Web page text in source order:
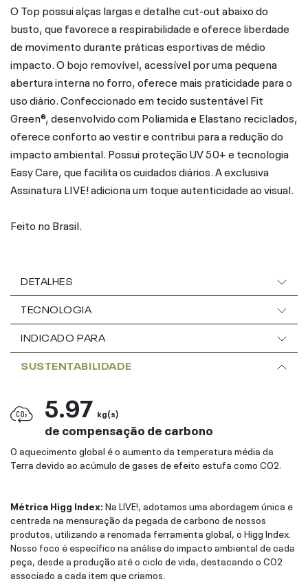
O Top possui alças largas e detalhe cut-out abaixo do
busto, que favorece a respirabilidade e oferece liberdade
de movimento durante práticas esportivas de médio
impacto. O bojo removível, acessível por uma pequena
abertura interna no forro, oferece mais praticidade para o
uso diário. Confeccionado em tecido sustentável Fit
Green®, desenvolvido com Poliamida e Elastano reciclados,
oferece conforto ao vestir e contribui para a redução do
impacto ambiental. Possui proteção UV 50+ e tecnologia
Easy Care, que facilita os cuidados diários. A exclusiva
Assinatura LIVE! adiciona um toque autenticidade ao visual.
Feito no Brasil.
DETALHES
TECNOLOGIA
INDICADO PARA
SUSTENTABILIDADE
5.97 kg(s)
de compensação de carbono
O aquecimento global é o aumento da temperatura média da
Terra devido ao acúmulo de gases de efeito estufa como CO2.
Métrica Higg Index: Na LIVE!, adotamos uma abordagem única e
centrada na mensuração da pegada de carbono de nossos
produtos, utilizando a renomada ferramenta global, o Higg Index.
Nosso foco é específico na análise do impacto ambiental de cada
peça, desde a produção até o ciclo de vida, destacando o CO2
associado a cada item que criamos.